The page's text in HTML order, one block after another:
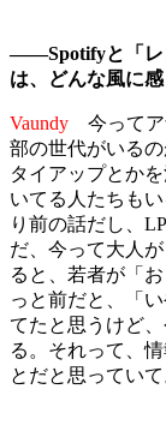
――Spotifyと「レ
は、どんな風に
Vaundy 今ってア
部の世代がいる
タイアップとか
いてる人たちも
り前の話だし、
だ、今って大人
ると、若者が「
っと前だと、「
てたと思うけど
る。それって、
とだと思っていて